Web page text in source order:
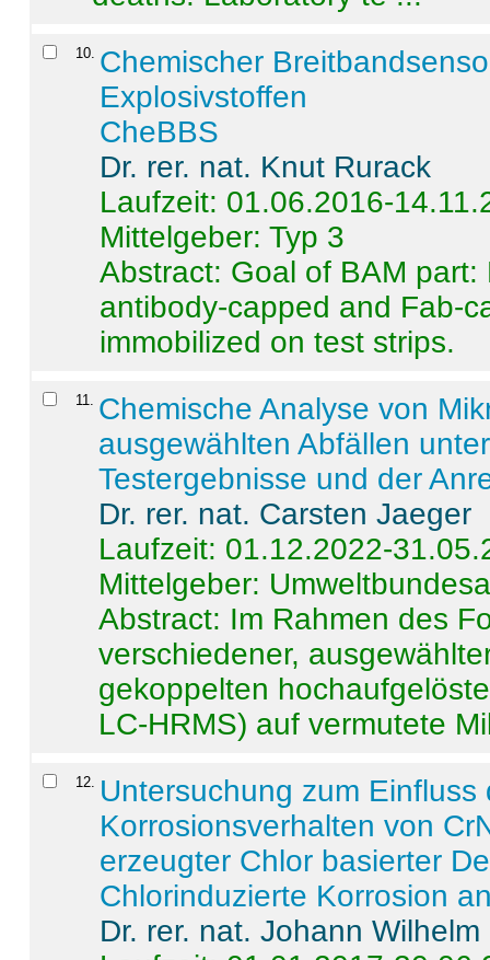
10 Chemischer
Explosivstoffen
CheBBS
Dr. rer. nat. Knut Rurack
Laufzeit: 01.06.2016-
Mittelgeber: Typ 3
Abstract: Goal of BAM
antibody-capped and Fab-
immobilized on test strips.
11
Chemische Analyse von
ausgewählten Abfällen
Testergebnisse und der
Dr. rer. nat. Carsten Jaeger
Laufzeit: 01.12.2022-
Mittelgeber:
Abstract: Im Rahmen des
verschiedener,
gekoppelten
LC-HRMS) auf vermutete
12
Untersuchung zum
Korrosionsverhalten von
erzeugter Chlor basierter
Chlorinduzierte Korrosion
Dr. rer. nat. Johann